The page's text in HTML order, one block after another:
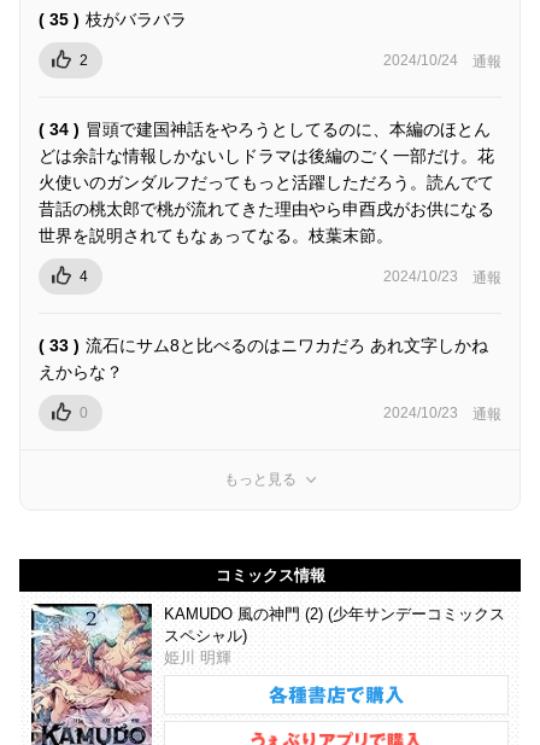
( 35 ) 枝がバラバラ
2 2024/10/24 通報
( 34 ) 冒頭で建国神話をやろうとしてるのに、本編のほとん
どは余計な情報しかないしドラマは後編のごく一部だけ。花
火使いのガンダルフだってもっと活躍しただろう。読んでて
昔話の桃太郎で桃が流れてきた理由やら申酉戌がお供になる
世界を説明されてもなぁってなる。枝葉末節。
4 2024/10/23 通報
( 33 ) 流石にサム8と比べるのはニワカだろ あれ文字しかね
えからな？
0 2024/10/23 通報
もっと見る
コミックス情報
KAMUDO 風の神門 (2) (少年サンデーコミックス
スペシャル)
姫川 明輝